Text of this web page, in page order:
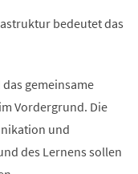
bedeutet das
gemeinsame
Vordergrund. Die
und
des Lernens sollen